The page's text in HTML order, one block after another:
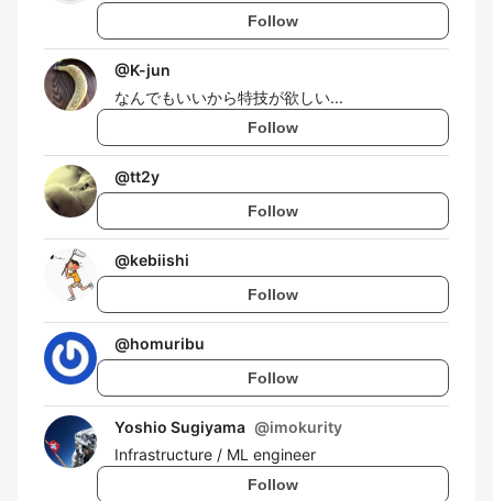
Follow
@K-jun
なんでもいいから特技が欲しい...
Follow
@tt2y
Follow
@kebiishi
Follow
@homuribu
Follow
Yoshio Sugiyama @imokurity
Infrastructure / ML engineer
Follow